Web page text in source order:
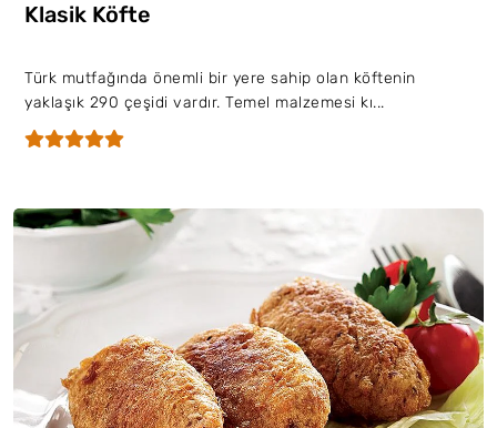
Klasik Köfte
Türk mutfağında önemli bir yere sahip olan köftenin
yaklaşık 290 çeşidi vardır. Temel malzemesi kı...